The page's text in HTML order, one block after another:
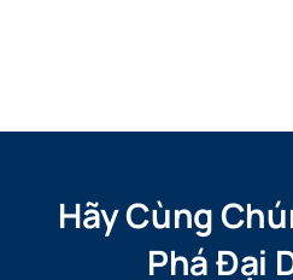
Hãy Cùng
Phá Đại